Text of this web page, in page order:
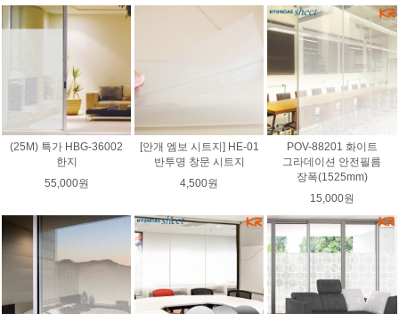
(25M) 특가 HBG-36002
한지
55,000원
[안개 엠보 시트지] HE-01
반투명 창문 시트지
4,500원
POV-88201 화이트
그라데이션 안전필름
장폭(1525mm)
15,000원